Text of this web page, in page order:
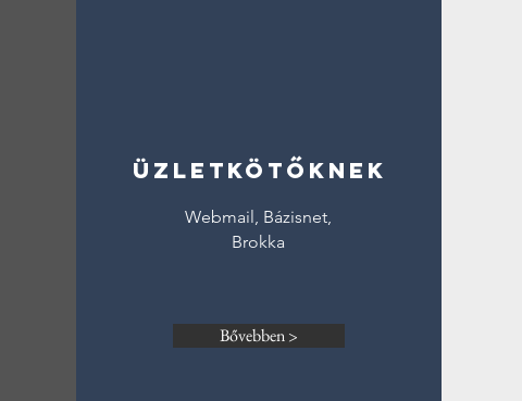
Üzletkötőknek
Webmail, Bázisnet,
Brokka
Bővebben >